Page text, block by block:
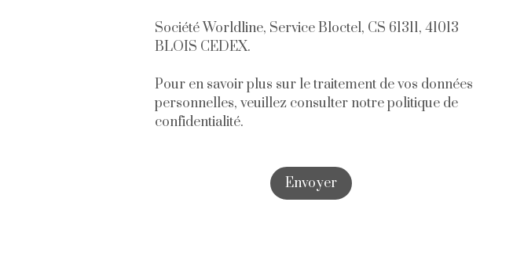
Société Worldline, Service Bloctel, CS 61311, 41013
BLOIS CEDEX.
Pour en savoir plus sur le traitement de vos données
personnelles, veuillez consulter notrepolitique de
confidentialité.
Envoyer